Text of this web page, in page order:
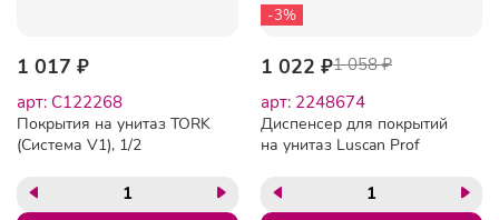
1 017 ₽
арт: C122268
Покрытия на унитаз TORK
(Система V1), 1/2
шт., 37х42 см, Advanced,
белые, 750160
-3%
1 022 ₽1 058 ₽
арт: 2248674
Диспенсер для покрытий
на унитаз Luscan Prof